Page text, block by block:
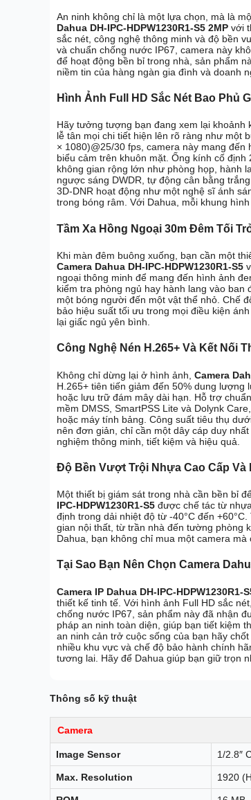
An ninh không chỉ là một lựa chọn, mà là
Dahua DH-IPC-HDPW1230R1-S5 2MP với
sắc nét, công nghệ thông minh và độ bền
và chuẩn chống nước IP67, camera này
để hoạt động bền bỉ trong nhà, sản phẩm
niềm tin của hàng ngàn gia đình và doanh
Hình Ảnh Full HD Sắc Nét Bao Phủ
Hãy tưởng tượng bạn đang xem lại
lễ tân mọi chi tiết hiện lên rõ ràng như một
× 1080)@25/30 fps, camera này mang
biểu cảm trên khuôn mặt. Ống kính cố
không gian rộng lớn như phòng họp, hành
ngược sáng DWDR, tự động cân bằng
3D-DNR hoạt động như một nghệ sĩ ánh
trong bóng râm. Với Dahua, mỗi khung
Tầm Xa Hồng Ngoại 30m Đêm Tối
Khi màn đêm buông xuống, bạn cần một
Camera Dahua DH-IPC-HDPW1230R1-S5
ngoại thông minh để mang đến hình ảnh
kiểm tra phòng ngủ hay hành lang vào
một bóng người đến một vật thể nhỏ. Chế
bảo hiệu suất tối ưu trong mọi điều kiện
lại giấc ngủ yên bình.
Công Nghệ Nén H.265+ Và Kết Nối
Không chỉ dừng lại ở hình ảnh, Camera
H.265+ tiên tiến giảm đến 50% dung
hoặc lưu trữ đám mây dài hạn. Hỗ trợ
mềm DMSS, SmartPSS Lite và Dolynk
hoặc máy tính bảng. Công suất tiêu thụ
nên đơn giản, chỉ cần một dây cáp duy
nghiệm thông minh, tiết kiệm và hiệu quả.
Độ Bền Vượt Trội Nhựa Cao Cấp Và
Một thiết bị giám sát trong nhà cần bền bỉ
IPC-HDPW1230R1-S5 được chế tác từ
định trong dải nhiệt độ từ -40°C đến
gian nội thất, từ trần nhà đến tường phòng
Dahua, bạn không chỉ mua một camera
Tại Sao Bạn Nên Chọn Camera
Camera IP Dahua DH-IPC-HDPW1230R1-
thiết kế tinh tế. Với hình ảnh Full HD sắc
chống nước IP67, sản phẩm này đã nhận
pháp an ninh toàn diện, giúp bạn tiết kiệm
an ninh cản trở cuộc sống của bạn hãy
nhiều khu vực và chế độ bảo hành chính
tương lai. Hãy để Dahua giúp bạn giữ trọn
Thông số kỹ thuật
Camera
Image Sensor 1/2.8″
Max. Resolution 1920